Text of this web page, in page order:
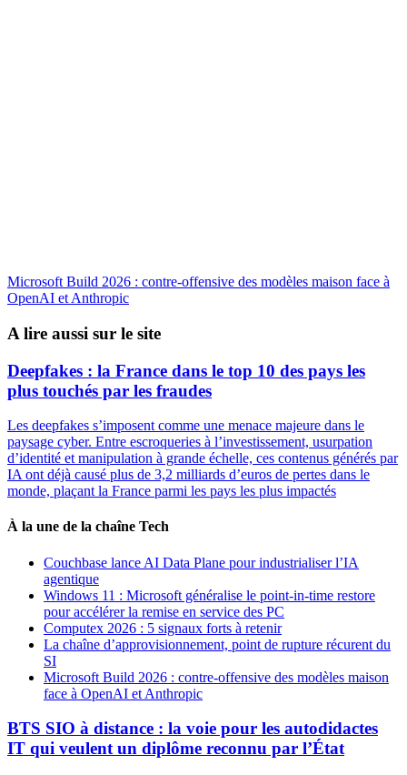
Microsoft Build 2026 : contre-offensive des modèles maison face à
OpenAI et Anthropic
A lire aussi sur le site
Deepfakes : la France dans le top 10 des pays les
plus touchés par les fraudes
Les deepfakes s’imposent comme une menace majeure dans le
paysage cyber. Entre escroqueries à l’investissement, usurpation
d’identité et manipulation à grande échelle, ces contenus générés par
IA ont déjà causé plus de 3,2 milliards d’euros de pertes dans le
monde, plaçant la France parmi les pays les plus impactés
À la une de la chaîne Tech
Couchbase lance AI Data Plane pour industrialiser l’IA
agentique
Windows 11 : Microsoft généralise le point-in-time restore
pour accélérer la remise en service des PC
Computex 2026 : 5 signaux forts à retenir
La chaîne d’approvisionnement, point de rupture récurent du
SI
Microsoft Build 2026 : contre-offensive des modèles maison
face à OpenAI et Anthropic
BTS SIO à distance : la voie pour les autodidactes
IT qui veulent un diplôme reconnu par l’État